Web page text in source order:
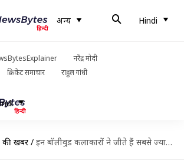
अन्य Hindi
नरेंद्र मोदी
क्रिकेट समाचार राहुल गांधी
की खबरें / इन बॉलीवुड कलाकारों ने जीते हैं सबसे ज्यादा फिल्म फेयर अवार्ड्स